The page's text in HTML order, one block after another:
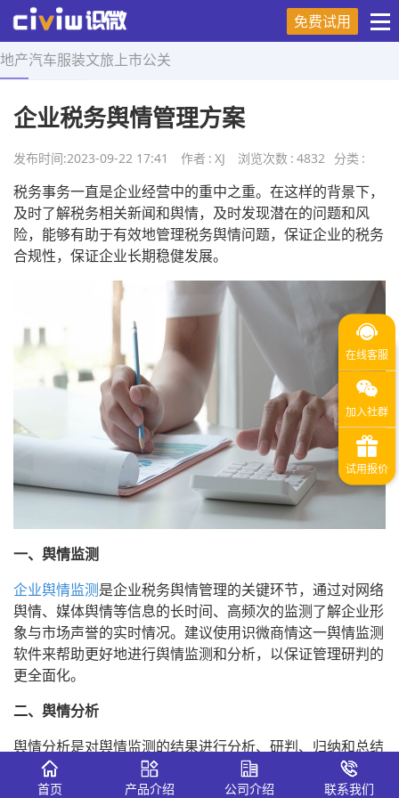
免费试用
地产汽车服装文旅 上市公关
首页 > 营销技巧 > 正文
企业税务舆情管理方案
发布时间:2023-09-22 17:41 作者 : XJ 浏览次数 : 4832 分类 :
税务事务一直是企业经营中的重中之重。在这样的背景下，
及时了解税务相关新闻和舆情，及时发现潜在的问题和风
险，能够有助于有效地管理税务舆情问题，保证企业的税务
合规性，保证企业长期稳健发展。
一、舆情监测
企业舆情监测是企业税务舆情管理的关键环节，通过对网络
舆情、媒体舆情等信息的长时间、高频次的监测了解企业形
象与市场声誉的实时情况。建议使用识微商情这一舆情监测
软件来帮助更好地进行舆情监测和分析，以保证管理研判的
更全面化。
二、舆情分析
舆情分析是对舆情监测的结果进行分析、研判、归纳和总结
的过程。它通过目前市场情况和反应，帮助企业了解客户需
求，以期提供更好的产品和服务。同时，通过应对不良信
首页 产品介绍 公司介绍 联系我们